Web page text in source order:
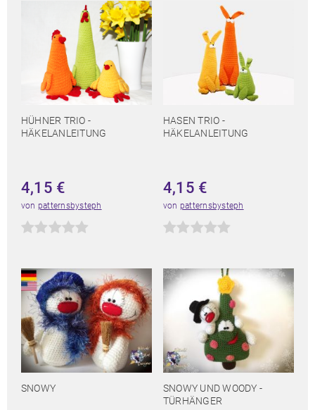
HÜHNER TRIO -
HÄKELANLEITUNG
4,15 €
von patternsbysteph
HASEN TRIO -
HÄKELANLEITUNG
4,15 €
von patternsbysteph
SNOWY
SNOWY UND WOODY -
TÜRHÄNGER